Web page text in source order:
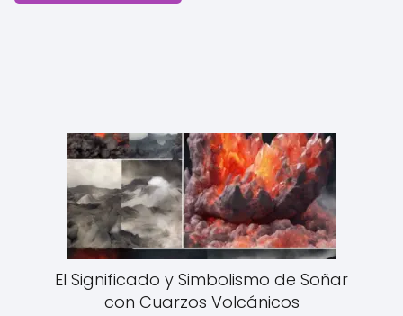
El Significado y Simbolismo de Soñar
con Cuarzos Volcánicos